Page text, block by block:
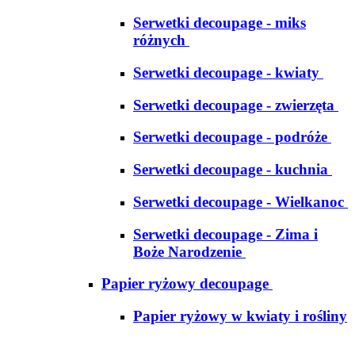
Serwetki decoupage - miks
różnych
Serwetki decoupage - kwiaty
Serwetki decoupage - zwierzęta
Serwetki decoupage - podróże
Serwetki decoupage - kuchnia
Serwetki decoupage - Wielkanoc
Serwetki decoupage - Zima i
Boże Narodzenie
Papier ryżowy decoupage
Papier ryżowy w kwiaty i rośliny